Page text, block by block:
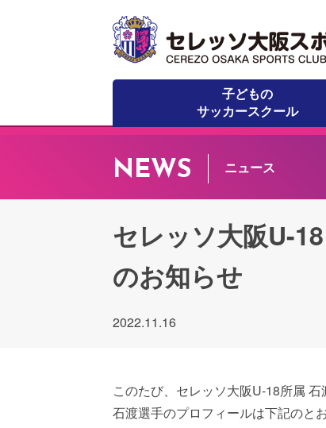
子どもの
サッカースクール
NEWS ニュース
セレッソ大阪U-
のお知らせ
2022.11.16
このたび、セレッソ大阪U-18所属
石渡選手のプロフィールは下記のとお